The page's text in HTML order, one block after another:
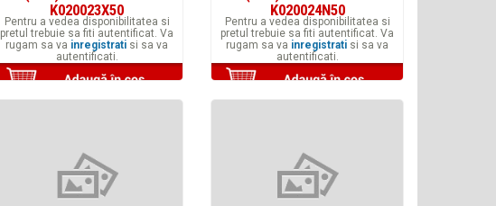
K020023X50
Pentru a vedea disponibilitatea si
pretul trebuie sa fiti autentificat. Va
rugam sa va inregistrati si sa va
autentificati.
K020024N50
Pentru a vedea disponibilitatea si
pretul trebuie sa fiti autentificat. Va
rugam sa va inregistrati si sa va
autentificati.